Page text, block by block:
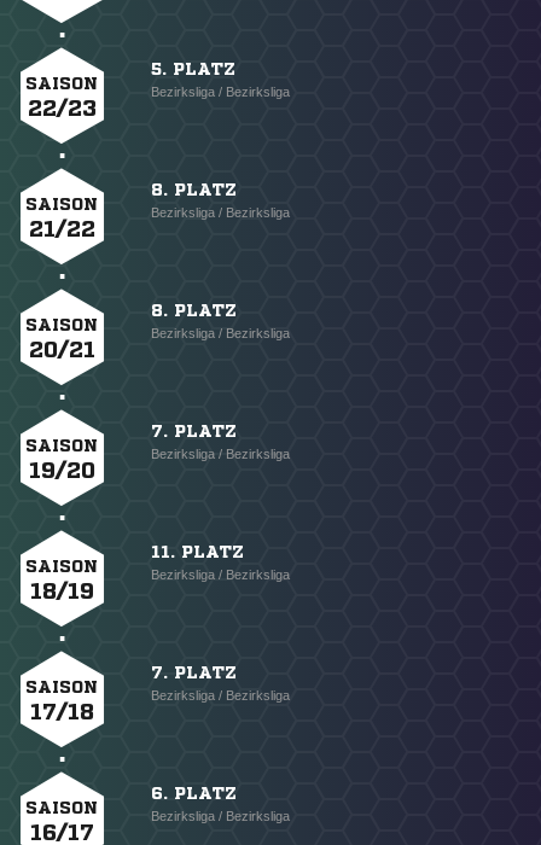
SAISON
22/23
5. PLATZ
Bezirksliga / Bezirksliga
SAISON
21/22
8. PLATZ
Bezirksliga / Bezirksliga
SAISON
20/21
8. PLATZ
Bezirksliga / Bezirksliga
SAISON
19/20
7. PLATZ
Bezirksliga / Bezirksliga
SAISON
18/19
11. PLATZ
Bezirksliga / Bezirksliga
SAISON
17/18
7. PLATZ
Bezirksliga / Bezirksliga
SAISON
16/17
6. PLATZ
Bezirksliga / Bezirksliga